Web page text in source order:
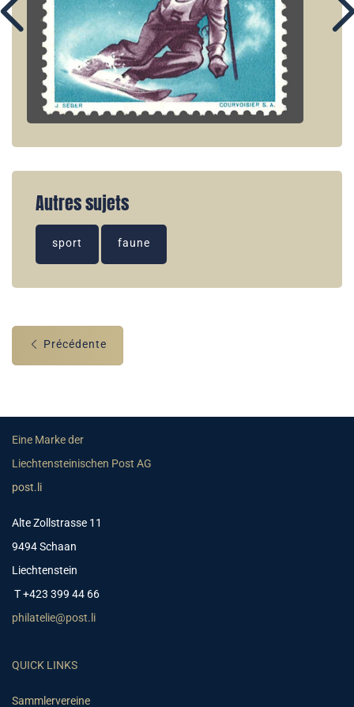
Autres sujets
sport faune
Précédente
Eine Marke der
Liechtensteinischen Post AG
post.li
Alte Zollstrasse 11
9494 Schaan
Liechtenstein
T +423 399 44 66
philatelie@post.li
QUICK LINKS
Sammlervereine